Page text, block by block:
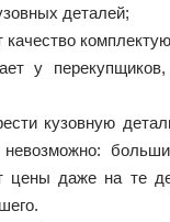
деталей;
качество
у
кузовную
цены даже на те